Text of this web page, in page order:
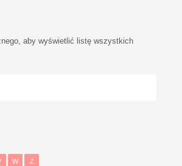
aby wyświetlić listę wszystkich
W Z